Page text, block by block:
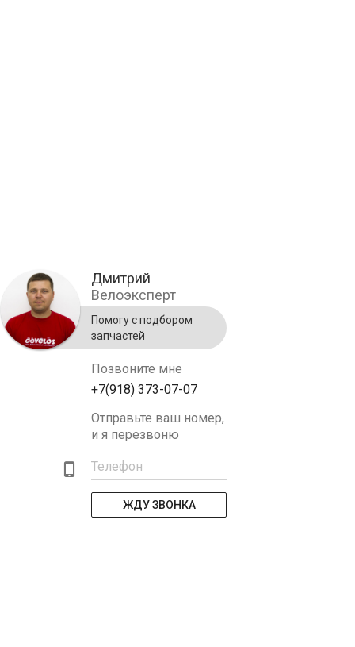
Дмитрий
Велоэксперт
Помогу с подбором
запчастей
Позвоните мне
+7(918) 373-07-07
Отправьте ваш номер,
и я перезвоню
Телефон
ЖДУ ЗВОНКА